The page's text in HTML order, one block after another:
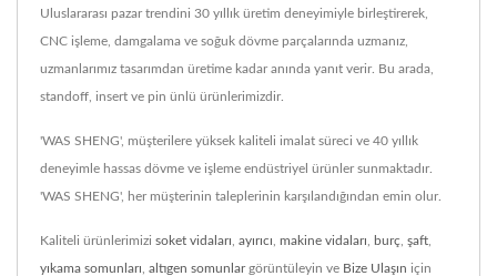
Uluslararası pazar trendini 30 yıllık üretim deneyimiyle birleştirerek,
CNC işleme, damgalama ve soğuk dövme parçalarında uzmanız,
uzmanlarımız tasarımdan üretime kadar anında yanıt verir. Bu arada,
standoff, insert ve pin ünlü ürünlerimizdir.
'WAS SHENG', müşterilere yüksek kaliteli imalat süreci ve 40 yıllık
deneyimle hassas dövme ve işleme endüstriyel ürünler sunmaktadır.
'WAS SHENG', her müşterinin taleplerinin karşılandığından emin olur.
Kaliteli ürünlerimizi soket vidaları ayırıcı makine vidaları burç şaft
yıkama somunları altıgen somunlargörüntüleyin ve Bize Ulaşın için